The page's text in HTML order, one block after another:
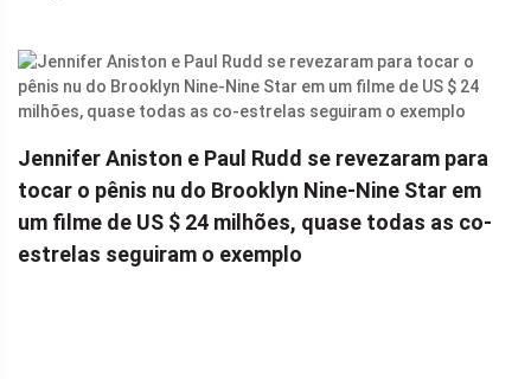
Jennifer Aniston e Paul Rudd se revezaram para
tocar o pênis nu do Brooklyn Nine-Nine Star em
um filme de US $ 24 milhões, quase todas as co-
estrelas seguiram o exemplo